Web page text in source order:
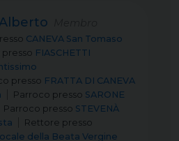
CANEVA San Tomaso
presso FIASCHETTI
presso FRATTA DI CANEVA
Parroco presso SARONE
Parroco presso STEVENÀ
Rettore presso
della Beata Vergine